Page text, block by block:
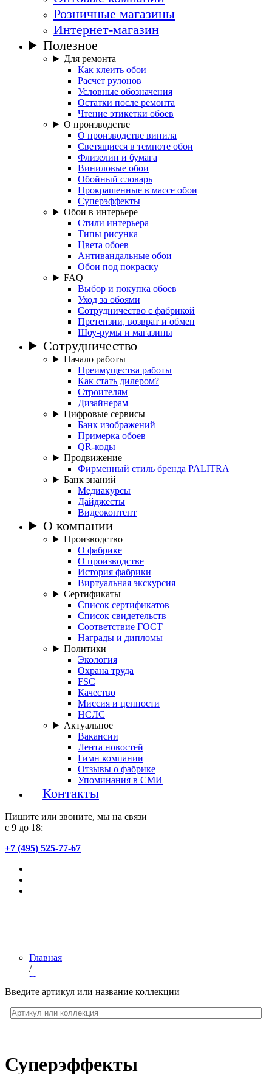
Розничные магазины
Интернет-магазин
Полезное
Для ремонта
Как клеить обои
Расчет рулонов
Условные обозначения
Остатки после ремонта
Чтение этикетки обоев
О производстве
О производстве винила
Светящиеся в темноте обои
Флизелин и бумага
Виниловые обои
Обойный словарь
Прокрашенные в массе обои
Суперэффекты
Обои в интерьере
Стили интерьера
Типы рисунка
Цвета обоев
Антивандальные обои
Обои под покраску
FAQ
Выбор и покупка обоев
Уход за обоями
Сотрудничество с фабрикой
Претензии, возврат и обмен
Шоу-румы и магазины
Сотрудничество
Начало работы
Преимущества работы
Как стать дилером?
Строителям
Дизайнерам
Цифровые сервисы
Банк изображений
Примерка обоев
QR-коды
Продвижение
Фирменный стиль бренда PALITRA
Банк знаний
Медиакурсы
Дайджесты
Видеоконтент
О компании
Производство
О фабрике
О производстве
История фабрики
Виртуальная экскурсия
Сертификаты
Список сертификатов
Список свидетельств
Соответствие ГОСТ
Награды и дипломы
Политики
Экология
Охрана труда
FSC
Качество
Миссия и ценности
НСЛС
Актуальное
Вакансии
Лента новостей
Гимн компании
Отзывы о фабрике
Упоминания в СМИ
Контакты
Пишите или звоните, мы на связи
с 9 до 18:
+7 (495) 525-77-67
Главная
/
Полезное
/
Введите артикул или название коллекции
Суперэффекты